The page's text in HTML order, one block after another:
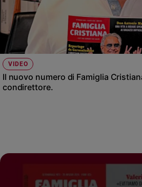
VIDEO
Il nuovo numero di Famiglia
condirettore.